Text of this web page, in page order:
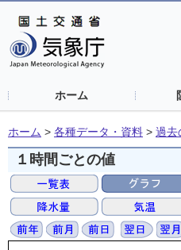
ホーム
ホーム > 各種データ・資料 > 過去
１時間ごとの値